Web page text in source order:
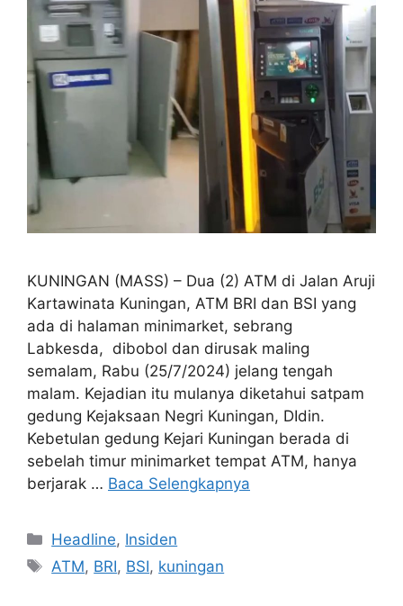
KUNINGAN (MASS) – Dua (2) ATM di Jalan Aruji
Kartawinata Kuningan, ATM BRI dan BSI yang
ada di halaman minimarket, sebrang
Labkesda, dibobol dan dirusak maling
semalam, Rabu (25/7/2024) jelang tengah
malam. Kejadian itu mulanya diketahui satpam
gedung Kejaksaan Negri Kuningan, DIdin.
Kebetulan gedung Kejari Kuningan berada di
sebelah timur minimarket tempat ATM, hanya
berjarak … Baca Selengkapnya
Kategori
Headline, Insiden
Tag
ATM, BRI, BSI, kuningan